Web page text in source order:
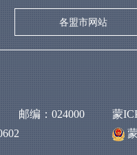
各盟市网站
邮编：024000
蒙